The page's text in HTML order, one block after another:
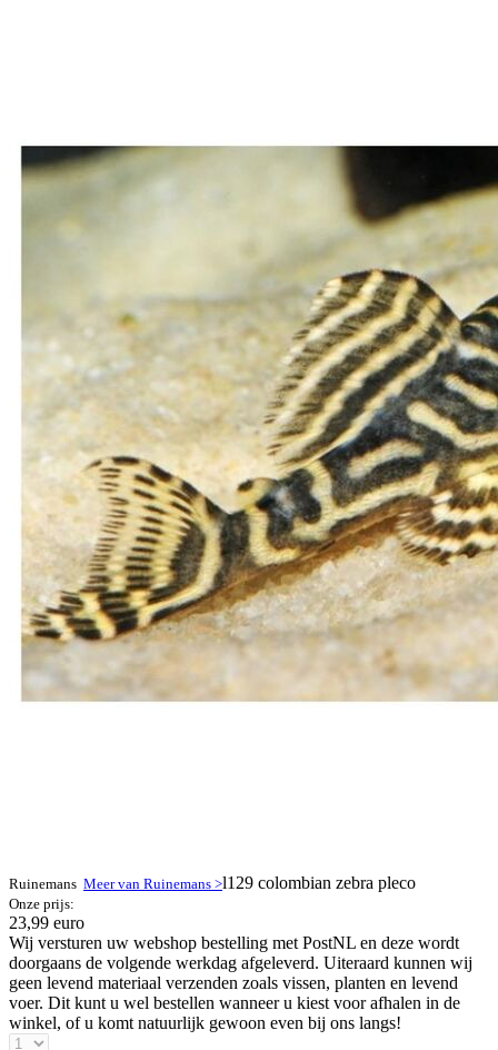
Ruinemans Meer van Ruinemans >l129 colombian zebra pleco
Onze prijs:
23,99 euro
Wij versturen uw webshop bestelling met PostNL en deze wordt
doorgaans de volgende werkdag afgeleverd. Uiteraard kunnen wij
geen levend materiaal verzenden zoals vissen, planten en levend
voer. Dit kunt u wel bestellen wanneer u kiest voor afhalen in de
winkel, of u komt natuurlijk gewoon even bij ons langs!